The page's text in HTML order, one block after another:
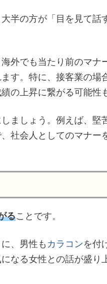
半の方が「目を見て話
外でも当たり前のマナ
す。特に、接客業の場
の上昇に繋がる可能性
ましょう。例えば、堅
社会人としてのマナー
ることです。
、男性も カラコンを付
なる女性との話が盛り